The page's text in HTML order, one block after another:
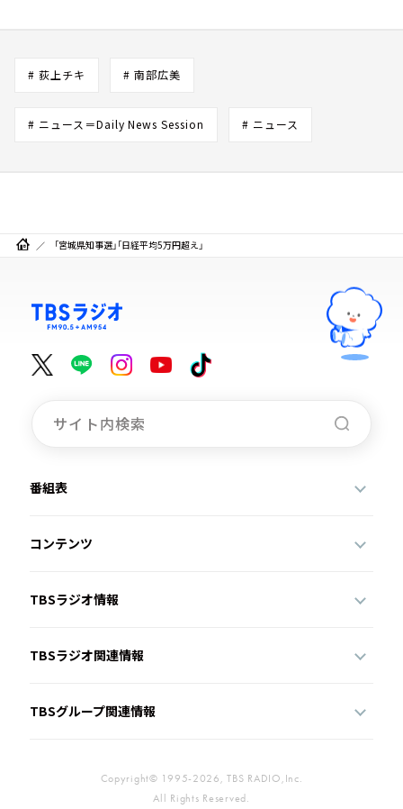
# 荻上チキ # 南部広美
# ニュース＝Daily News Session # ニュース
「宮城県知事選」「日経平均5万円超え」
番組表
コンテンツ
TBSラジオ情報
TBSラジオ関連情報
TBSグループ関連情報
Copyright© 1995-2026, TBS RADIO,Inc.
All Rights Reserved.